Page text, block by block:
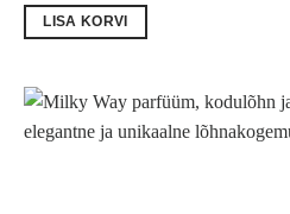
LISA KORVI